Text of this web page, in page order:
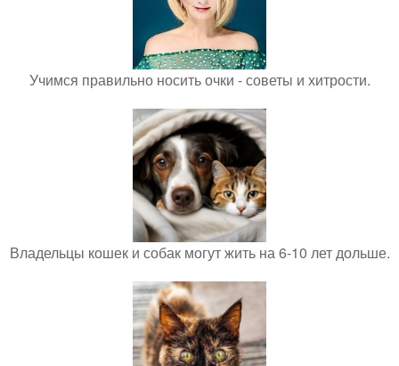
Учимся правильно носить очки - советы и хитрости.
Владельцы кошек и собак могут жить на 6-10 лет дольше.